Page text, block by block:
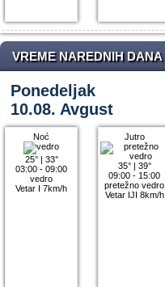
VREME NAREDNIH DANA
Ponedeljak
10.08. Avgust
Noć
25°| 33°
03:00 - 09:00
vedro
Vetar I 7km/h
Jutro
35°| 39°
09:00 - 15:00
pretežno vedro
Vetar IJI 8km/h